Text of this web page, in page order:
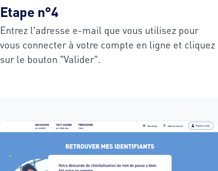
Etape n°4
Entrez l'adresse e-mail que vous utilisez pour
vous connecter à votre compte en ligne et cliquez
sur le bouton "Valider".